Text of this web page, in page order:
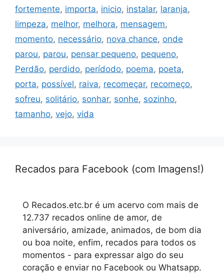
fortemente, importa, inicio, instalar, laranja,
limpeza, melhor, melhora, mensagem,
momento, necessário, nova chance, onde
parou, parou, pensar pequeno, pequeno,
Perdão, perdido, perídodo, poema, poeta,
porta, possível, raiva, recomeçar, recomeço,
sofreu, solitário, sonhar, sonhe, sozinho,
tamanho, vejo, vida
Recados para Facebook (com Imagens!)
O Recados.etc.br é um acervo com mais de
12.737 recados online de amor, de
aniversário, amizade, animados, de bom dia
ou boa noite, enfim, recados para todos os
momentos - para expressar algo do seu
coração e enviar no Facebook ou Whatsapp.